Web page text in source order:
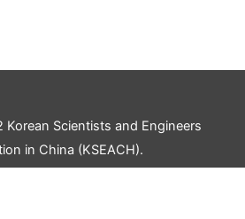
Korean Scientists and Engineers
in China (KSEACH).